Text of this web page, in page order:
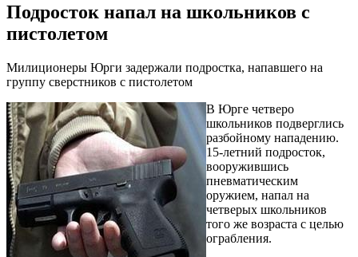
Подросток напал на школьников с
пистолетом
Милиционеры Юрги задержали подростка, напавшего на
группу сверстников с пистолетом
В Юрге четверо
школьников подверглись
разбойному нападению.
15-летний подросток,
вооружившись
пневматическим
оружием, напал на
четверых школьников
того же возраста с целью
ограбления.